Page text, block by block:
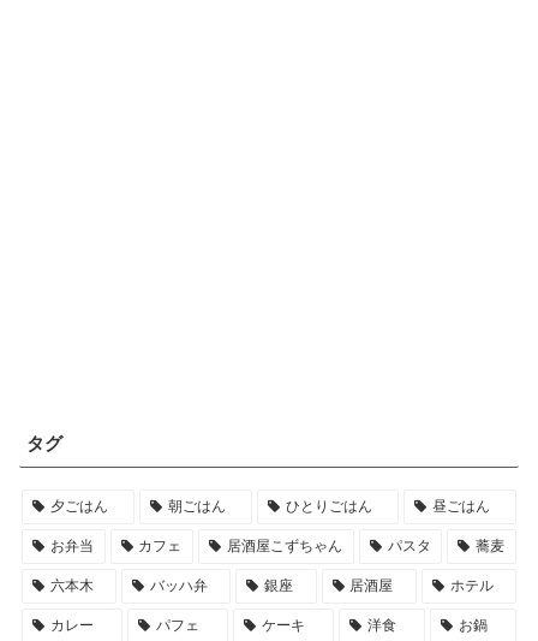
タグ
夕ごはん 朝ごはん ひとりごはん 昼ごはん
お弁当 カフェ 居酒屋こずちゃん パスタ 蕎麦
六本木 バッハ弁 銀座 居酒屋 ホテル
カレー パフェ ケーキ 洋食 お鍋